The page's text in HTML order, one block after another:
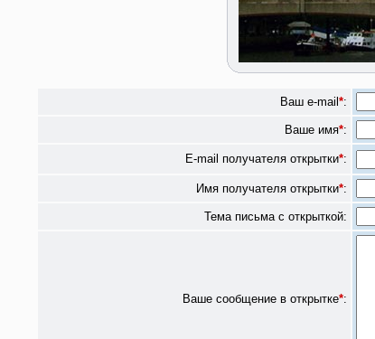
Ваш e-mail *:
Ваше имя*:
E-mail получателя открытки*:
Имя получателя открытки*:
Тема письма с открыткой:
Ваше сообщение в открытке*: